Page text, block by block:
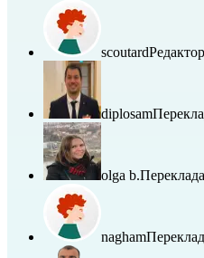
scoutardРедактор
diplosam
olga b.
nagham